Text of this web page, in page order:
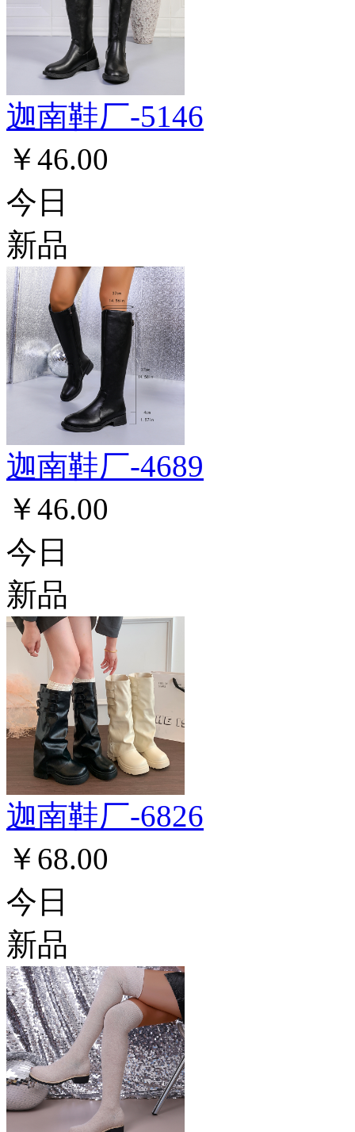
迦南鞋厂-5146
￥46.00
今日
新品
迦南鞋厂-4689
￥46.00
今日
新品
迦南鞋厂-6826
￥68.00
今日
新品